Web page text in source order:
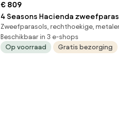
€ 809
4 Seasons Hacienda
300x400 cm frame latte - doek
Zweefparasols, rechthoekige,
Beschikbaar in 3 e-shops
Op voorraad
Gratis bezorging